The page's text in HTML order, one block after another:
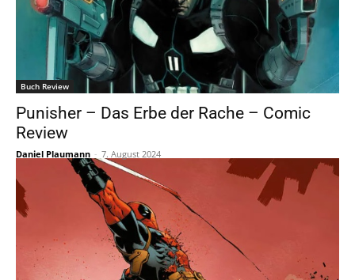
Buch Review
Punisher – Das Erbe der Rache – Comic
Review
Daniel Plaumann - 7. August 2024